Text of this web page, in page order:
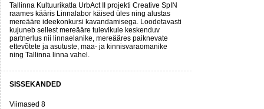
Tallinna Kultuurikatla UrbAct II projekti Creative SpIN
raames kääris Linnalabor käised üles ning alustas
mereääre ideekonkursi kavandamisega. Loodetavasti
kujuneb sellest mereääre tulevikule keskenduv
partnerlus nii linnaelanike, mereääres paiknevate
ettevõtete ja asutuste, maa- ja kinnisvaraomanike
ning Tallinna linna vahel.
SISSEKANDED
Viimased 8